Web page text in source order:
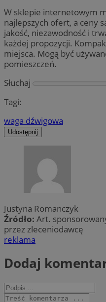
W sklepie internetowym
najlepszych ofert, a ceny
jakość, niezawodność i
każdej propozycji.
miejsca. Mogą być
pomieszczeń.
Słuchaj
Tagi:
waga dźwigowa
Udostępnij
Justyna Romanczyk
Źródło: Art.
przez zleceniodawcę
reklama
Dodaj